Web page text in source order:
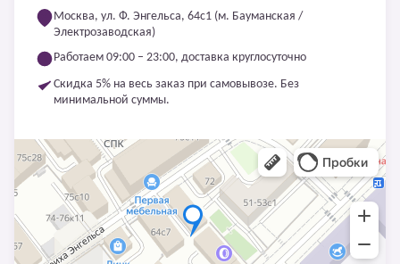
Москва, ул. Ф. Энгельса, 64с1 (м. Бауманская /
Электрозаводская)
Работаем 09:00 – 23:00, доставка круглосуточно
Скидка 5% на весь заказ при самовывозе. Без
минимальной суммы.